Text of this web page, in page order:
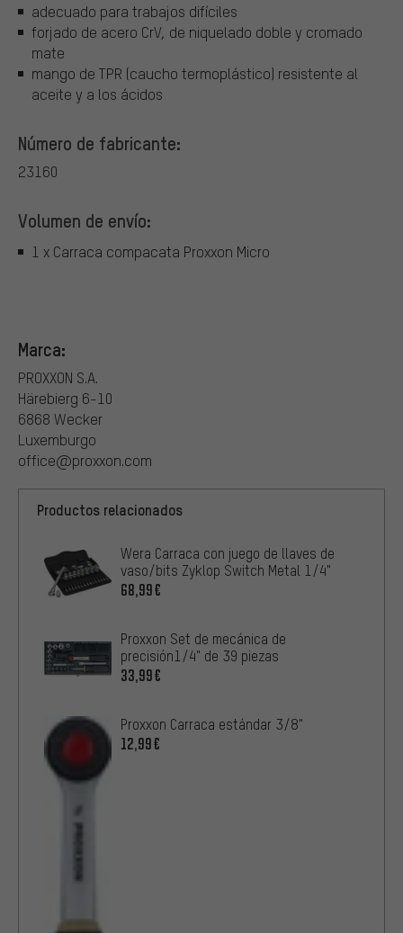
adecuado para trabajos difíciles
forjado de acero CrV, de niquelado doble y cromado
mate
mango de TPR (caucho termoplástico) resistente al
aceite y a los ácidos
Número de fabricante:
23160
Volumen de envío:
1 x Carraca compacata Proxxon Micro
Marca:
PROXXON S.A.
Härebierg 6-10
6868 Wecker
Luxemburgo
office@proxxon.com
Productos relacionados
Wera Carraca con juego de llaves de
vaso/bits Zyklop Switch Metal 1/4"
68,99€
Proxxon Set de mecánica de
precisión1/4" de 39 piezas
33,99€
Proxxon Carraca estándar 3/8"
12,99€